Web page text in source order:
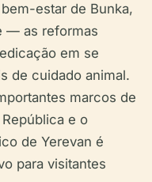
estar de Bunka,
— as reformas
em se
de cuidado animal.
marcos de
e o
de Yerevan é
para visitantes